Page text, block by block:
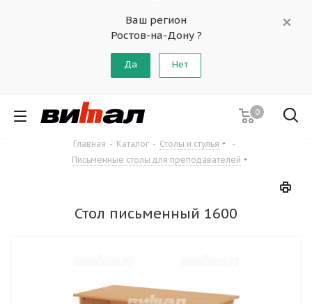
Ваш регион
Ростов-на-Дону ?
Да Нет
0
Главная - Каталог - Столы и стулья
-
Письменные столы для преподавателей
Стол письменный 1600